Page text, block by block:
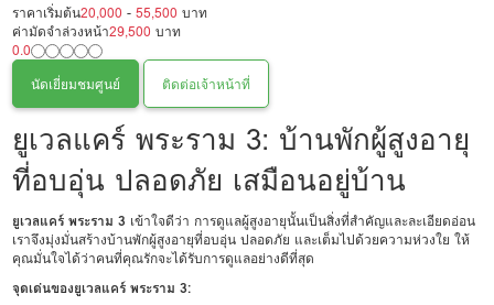
ราคาเริ่มต้น20,000 -55,500 บาท
ค่ามัดจำล่วงหน้า29,500 บาท
0.0
นัดเยี่ยมชมศูนย์
ติดต่อเจ้าหน้าที่
ยูเวลแคร์ พระราม 3: บ้านพักผู้สูงอายุ
ที่อบอุ่น ปลอดภัย เสมือนอยู่บ้าน
ยูเวลแคร์ พระราม 3 เข้าใจดีว่า การดูแลผู้สูงอายุนั้นเป็นสิ่งที่สำคัญและละเอียดอ่อน
เราจึงมุ่งมั่นสร้างบ้านพักผู้สูงอายุที่อบอุ่น ปลอดภัย และเต็มไปด้วยความห่วงใย ให้
คุณมั่นใจได้ว่าคนที่คุณรักจะได้รับการดูแลอย่างดีที่สุด
จุดเด่นของยูเวลแคร์ พระราม 3: